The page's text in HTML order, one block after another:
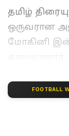
தமிழ்
ஒருவரான
மோகினி
FOOTBALL